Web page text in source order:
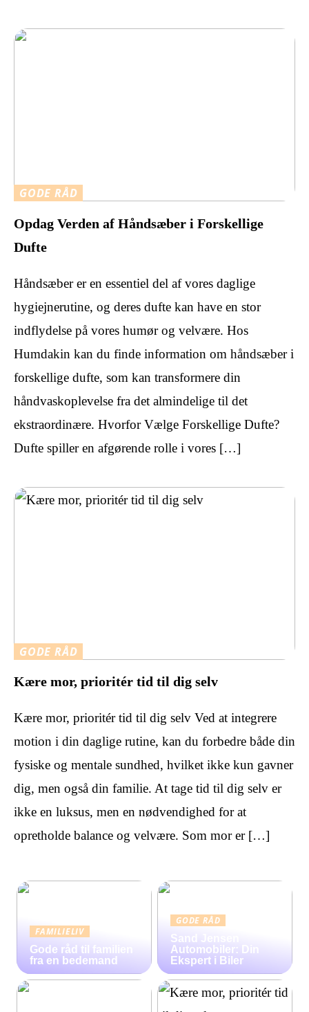
GODE RÅD
Opdag Verden af Håndsæber i Forskellige
Dufte
Håndsæber er en essentiel del af vores daglige
hygiejnerutine, og deres dufte kan have en stor
indflydelse på vores humør og velvære. Hos
Humdakin kan du finde information om håndsæber i
forskellige dufte, som kan transformere din
håndvaskoplevelse fra det almindelige til det
ekstraordinære. Hvorfor Vælge Forskellige Dufte?
Dufte spiller en afgørende rolle i vores […]
GODE RÅD
Kære mor, prioritér tid til dig selv
Kære mor, prioritér tid til dig selv Ved at integrere
motion i din daglige rutine, kan du forbedre både din
fysiske og mentale sundhed, hvilket ikke kun gavner
dig, men også din familie. At tage tid til dig selv er
ikke en luksus, men en nødvendighed for at
opretholde balance og velvære. Som mor er […]
FAMILIELIV
Gode råd til familien
fra en bedemand
GODE RÅD
Sand Jensen
Automobiler: Din
Ekspert i Biler